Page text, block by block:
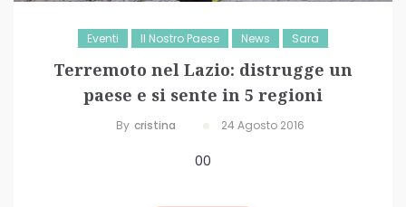
Eventi Il Nostro Paese News Sara
Terremoto nel Lazio: distrugge un
paese e si sente in 5 regioni
By Cristina 24 Agosto 2016
00